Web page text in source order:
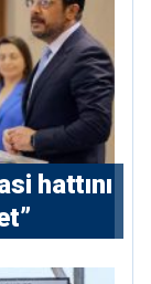
hattını